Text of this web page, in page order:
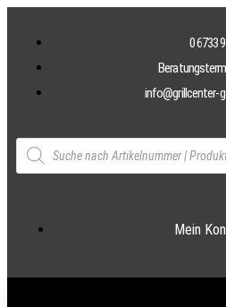
0 6733
info@grillcenter-
Mein